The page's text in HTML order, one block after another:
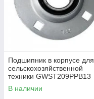
Подшипник в корпусе для
сельскохозяйственной
техники GWST209PPB13
В наличии